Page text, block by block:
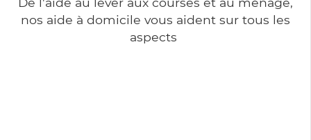
nos aide à domicile vous aident sur tous les
aspects